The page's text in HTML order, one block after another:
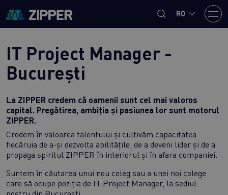
RO
IT Project Manager -
București
La ZIPPER credem că oamenii sunt cel mai valoros
capital. Pregătirea, ambiția și pasiunea lor sunt motorul
ZIPPER.
Credem în valoarea talentului și cultivăm capacitatea
fiecăruia de a-și dezvolta abilitățile, de a deveni lider și de a
propaga spiritul ZIPPER în interiorul și în afara companiei.
Suntem în căutarea unui nou coleg sau a unei noi colege
care să ocupe poziția de IT Project Manager, la sediul